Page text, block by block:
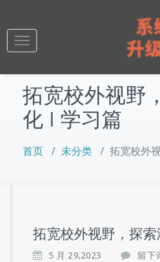
Toggle
拓宽校外视野
化 I 学习篇
首页 / 未分类 / 拓宽校外
拓宽校外视野，探
5 月 29,2023 留下